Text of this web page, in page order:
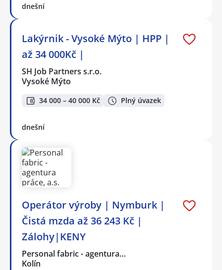
dnešní
Lakýrnik - Vysoké Mýto | HPP |
až 34 000Kč |
SH Job Partners s.r.o.
Vysoké Mýto
34 000 – 40 000 Kč Plný úvazek
dnešní
Operátor výroby | Nymburk |
Čistá mzda až 36 243 Kč |
Zálohy|KENY
Personal fabric - agentura…
Kolín